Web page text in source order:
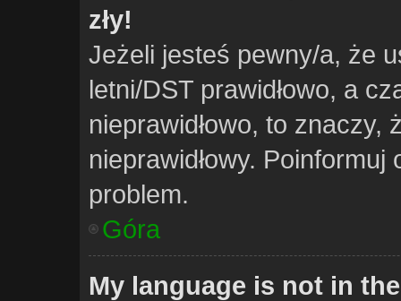
zły!
Jeżeli jesteś pewny/a, że
letni/DST prawidłowo, a
nieprawidłowo, to znaczy,
nieprawidłowy.
problem.
Góra
My language is not in